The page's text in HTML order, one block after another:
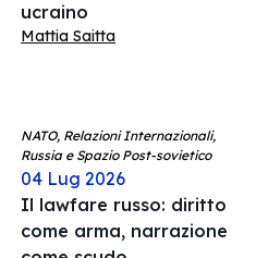
ucraino
Mattia Saitta
NATO, Relazioni Internazionali,
Russia e Spazio Post-sovietico
04 Lug 2026
Il lawfare russo: diritto
come arma, narrazione